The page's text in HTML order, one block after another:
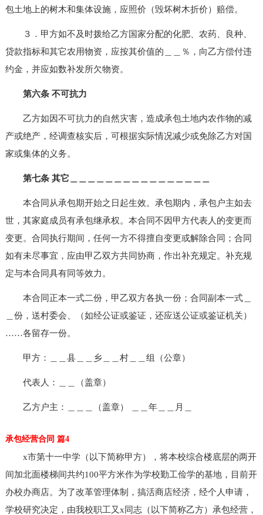
包土地上的树木和集体设施，应照价（毁坏树木折价）赔偿。
３．甲方如不及时拨给乙方国家分配的化肥、农药、良种、
贷款指标和其它农用物资，应按其价值的＿＿％，向乙方偿付违
约金，并应如数补发所欠物资。
第六条 不可抗力
乙方如因不可抗力的自然灾害，造成承包土地内农作物的减
产或绝产，经调查核实后，可根据实际情况减少或免除乙方对国
家或集体的义务。
第七条 其它＿＿＿＿＿＿＿＿＿＿＿＿＿＿＿＿
本合同从承包期开始之日起生效。承包期内，承包户主如去
世，其家庭成员有承包继承权。本合同不因甲方代表人的变更而
变更。合同执行期间，任何一方不得擅自变更或解除合同；合同
如有未尽事宜，应由甲乙双方共同协商，作出补充规定。补充规
定与本合同具有同等效力。
本合同正本一式二份，甲乙双方各执一份；合同副本一式＿
＿份，送村委会、（如经公证或鉴证，还应送公证或鉴证机关）
……各留存一份。
甲方：＿＿县＿＿乡＿＿村＿＿组（公章）
代表人：＿＿（盖章）
乙方户主：＿＿＿（盖章） ＿＿年＿＿月＿
承包经营合同 篇4
x市第十一中学（以下简称甲方），将本校综合楼底层的两开
间加北面楼梯间共约100平方米作为学校勤工俭学的基地，目前开
办校办商店。为了改革管理体制，搞活商店经济，经个人申请，
学校研究决定，由我校职工又x同志（以下简称乙方）承包经营，